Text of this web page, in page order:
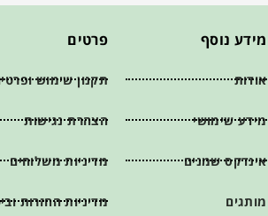
מידע נוסף
אודות
מידע שימושי
אינדקס שמנים
מותגים
פרטים
תקנון שימוש
הצהרת נגישות
מדיניות משלוחים
מדיניות החזרות